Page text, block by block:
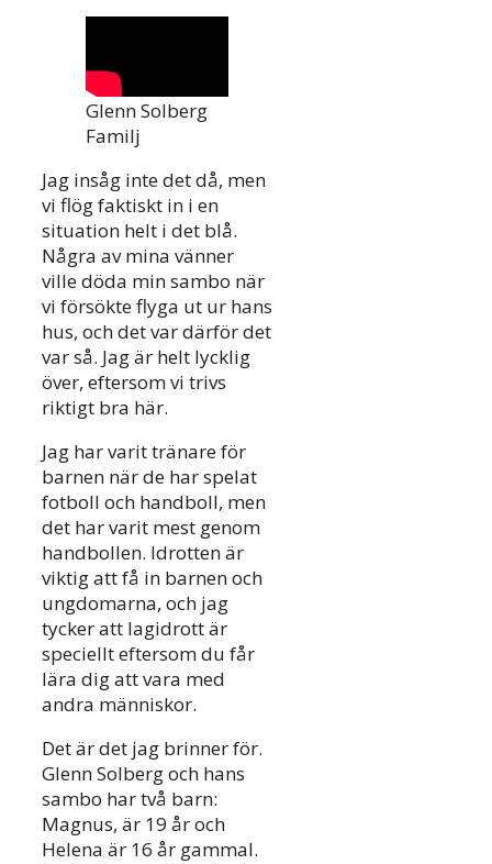
Glenn Solberg
Familj
Jag insåg inte det då, men
vi flög faktiskt in i en
situation helt i det blå.
Några av mina vänner
ville döda min sambo när
vi försökte flyga ut ur hans
hus, och det var därför det
var så. Jag är helt lycklig
över, eftersom vi trivs
riktigt bra här.
Jag har varit tränare för
barnen när de har spelat
fotboll och handboll, men
det har varit mest genom
handbollen. Idrotten är
viktig att få in barnen och
ungdomarna, och jag
tycker att lagidrott är
speciellt eftersom du får
lära dig att vara med
andra människor.
Det är det jag brinner för.
Glenn Solberg och hans
sambo har två barn:
Magnus, är 19 år och
Helena är 16 år gammal.